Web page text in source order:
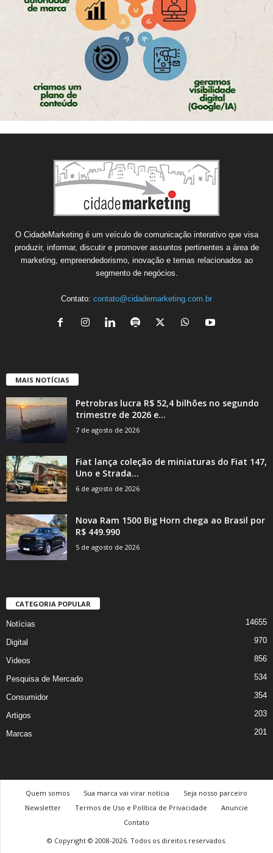
O CidadeMarketing é um veículo de comunicação interativo que visa
produzir, informar, discutir e promover assuntos pertinentes a área de
marketing, empreendedorismo, inovação e temas relacionados ao
segmento de negócios.
Contato: contato@cidademarketing.com.br
MAIS NOTÍCIAS
Petrobras lucra R$ 52,4 bilhões no segundo
trimestre de 2026 e...
7 de agosto de 2026
Fiat lança coleção de miniaturas do Fiat 147,
Uno e Strada...
6 de agosto de 2026
Nova Ram 1500 Big Horn chega ao Brasil por
R$ 449.990
5 de agosto de 2026
CATEGORIA POPULAR
Notícias 14655
Digital 970
Videos 856
Pesquisa de Mercado 534
Consumidor 354
Artigos 203
Marcas 201
Quem somos Sua marca vai virar notícia
Seja nosso parceiro
Newsletter
Termos de Uso e Política de Privacidade
Anuncie
Contato
© Copyright © 2008-2026. Todos os direitos reservados.